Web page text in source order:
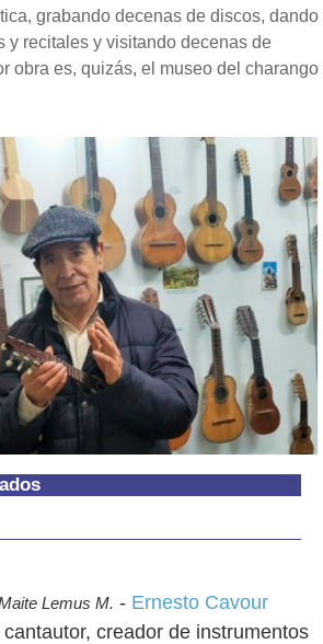
grabando decenas de discos, dando
y recitales y visitando decenas de
obra es, quizás, el museo del charango
Lemus M. - Ernesto Cavour
creador de instrumentos